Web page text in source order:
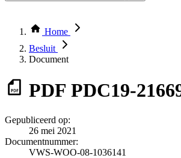
Thema COVID-19
Bekijk per bestuursorgaan
Home
Besluit
Document
PDF PDC19-
Gepubliceerd op:
26 mei 2021
Documentnummer:
VWS-WOO-08-1036141